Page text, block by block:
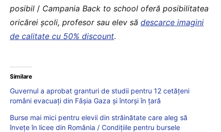
posibil / Campania Back to school oferă posibilitatea
oricărei școli, profesor sau elev să descarce imagini
de calitate cu 50% discount.
Similare
Guvernul a aprobat granturi de studii pentru 12 cetățeni
români evacuaţi din Fâşia Gaza și întorși în țară
Burse mai mici pentru elevii din străinătate care aleg să
învețe în licee din România / Condițiile pentru bursele